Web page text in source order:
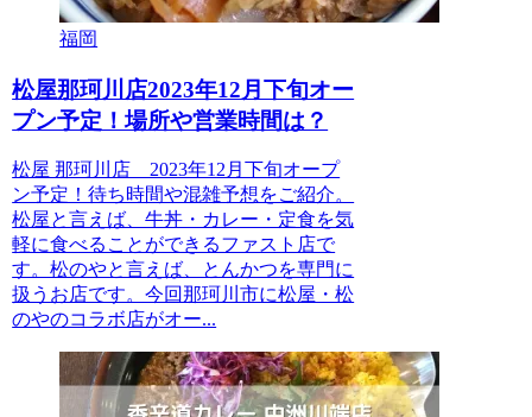
福岡
松屋那珂川店2023年12月下旬オー
プン予定！場所や営業時間は？
松屋 那珂川店 2023年12月下旬オープ
ン予定！待ち時間や混雑予想をご紹介。
松屋と言えば、牛丼・カレー・定食を気
軽に食べることができるファスト店で
す。松のやと言えば、とんかつを専門に
扱うお店です。今回那珂川市に松屋・松
のやのコラボ店がオー...